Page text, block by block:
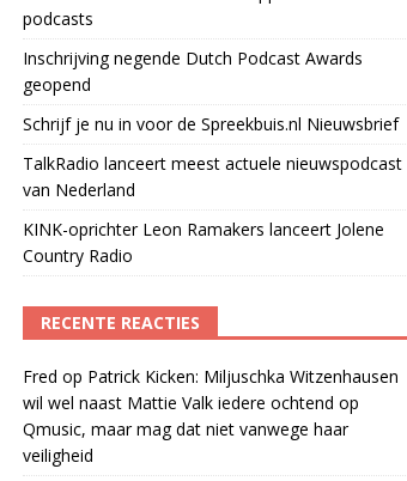
podcasts
Inschrijving negende Dutch Podcast Awards
geopend
Schrijf je nu in voor de Spreekbuis.nl Nieuwsbrief
TalkRadio lanceert meest actuele nieuwspodcast
van Nederland
KINK-oprichter Leon Ramakers lanceert Jolene
Country Radio
RECENTE REACTIES
Fred op Patrick Kicken: Miljuschka Witzenhausen
wil wel naast Mattie Valk iedere ochtend op
Qmusic, maar mag dat niet vanwege haar
veiligheid